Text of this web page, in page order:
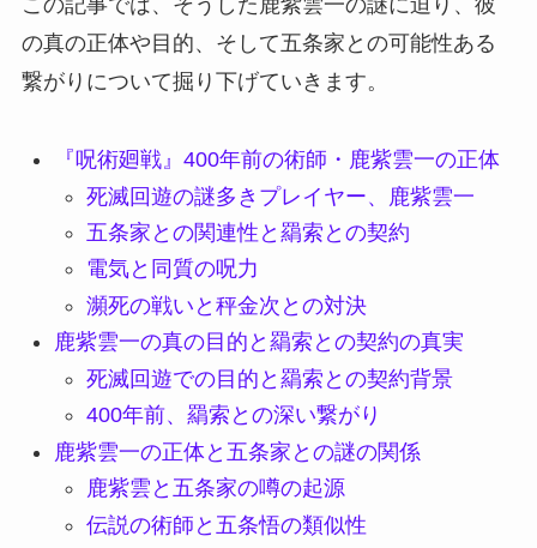
この記事では、そうした鹿紫雲一の謎に迫り、彼
の真の正体や目的、そして五条家との可能性ある
繋がりについて掘り下げていきます。
『呪術廻戦』400年前の術師・鹿紫雲一の正体
死滅回遊の謎多きプレイヤー、鹿紫雲一
五条家との関連性と羂索との契約
電気と同質の呪力
瀕死の戦いと秤金次との対決
鹿紫雲一の真の目的と羂索との契約の真実
死滅回遊での目的と羂索との契約背景
400年前、羂索との深い繋がり
鹿紫雲一の正体と五条家との謎の関係
鹿紫雲と五条家の噂の起源
伝説の術師と五条悟の類似性